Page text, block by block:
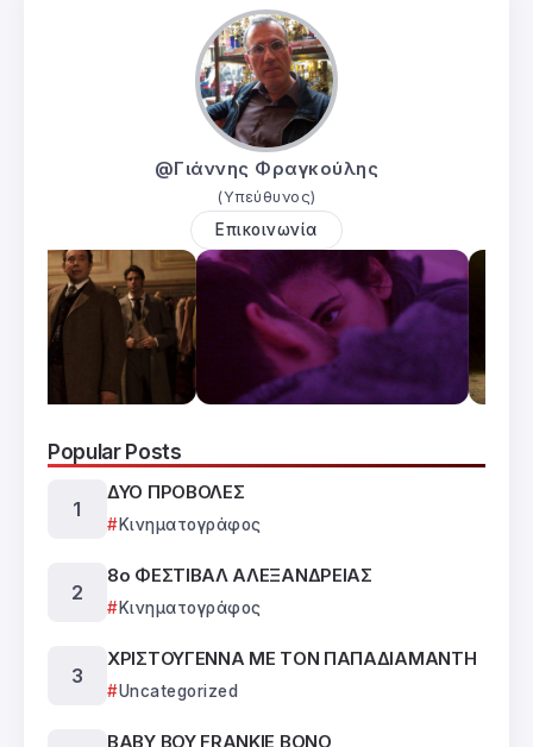
@Γιάννης Φραγκούλης
(Υπεύθυνος)
Επικοινωνία
Popular Posts
ΔΥΟ ΠΡΟΒΟΛΕΣ
Κινηματογράφος
8ο ΦΕΣΤΙΒΑΛ ΑΛΕΞΑΝΔΡΕΙΑΣ
Κινηματογράφος
ΧΡΙΣΤΟΥΓΕΝΝΑ ΜΕ ΤΟΝ ΠΑΠΑΔΙΑΜΑΝΤΗ
Uncategorized
BABY BOY FRANKIE BONO